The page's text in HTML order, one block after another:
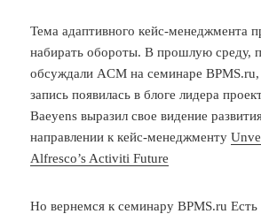
Тема адаптивного кейс-менеджмента
набирать обороты. В прошлую среду,
обсуждали ACM на семинаре BPMS.ru,
запись появилась в блоге лидера
Baeyens выразил свое видение
направлении к кейс-менеджменту
Alfresco’s Activiti Future
Но вернемся к семинару BPMS.ru Есть